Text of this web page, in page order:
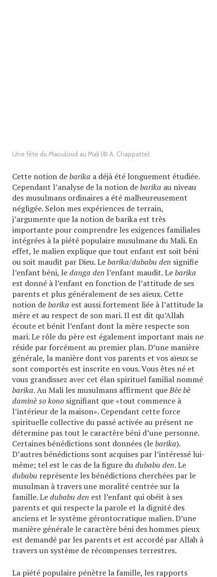
Une fête du Maouloud au Mali (© A. Chappatte).
Cette notion debarika a déjà été longuement étudiée.
Cependant l’analyse de la notion debarika au niveau
des musulmans ordinaires a été malheureusement
négligée. Selon mes expériences de terrain,
j’argumente que la notion de barika est très
importante pour comprendre les exigences familiales
intégrées à la piété populaire musulmane du Mali. En
effet, le malien explique que tout enfant est soit béni
ou soit maudit par Dieu. Lebarika/dubabu den signifie
l’enfant béni, ledanga den l’enfant maudit. Lebarika
est donné à l’enfant en fonction de l’attitude de ses
parents et plus généralement de ses aïeux. Cette
notion debarika est aussi fortement liée à l’attitude la
mère et au respect de son mari. Il est dit qu’Allah
écoute et bénit l’enfant dont la mère respecte son
mari. Le rôle du père est également important mais ne
réside par forcément au premier plan. D’une manière
générale, la manière dont vos parents et vos aïeux se
sont comportés est inscrite en vous. Vous êtes né et
vous grandissez avec cet élan spirituel familial nommé
barika. Au Mali les musulmans affirment queBèe bè
daminè so kono signifiant que «tout commence à
l’intérieur de la maison». Cependant cette force
spirituelle collective du passé activée au présent ne
détermine pas tout le caractère béni d’une personne.
Certaines bénédictions sont données (lebarika).
D’autres bénédictions sont acquises par l’intéressé lui-
même; tel est le cas de la figure dudubabu den. Le
dubabu représente les bénédictions cherchées par le
musulman à travers une moralité centrée sur la
famille. Ledubabu den est l’enfant qui obéit à ses
parents et qui respecte la parole et la dignité des
anciens et le système gérontocratique malien. D’une
manière générale le caractère béni des hommes pieux
est demandé par les parents et est accordé par Allah à
travers un système de récompenses terrestres.
La piété populaire pénètre la famille, les rapports